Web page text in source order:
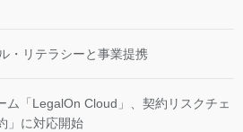
・リテラシーと事業提携
ム「LegalOn Cloud」、契約リスクチェ
」に対応開始